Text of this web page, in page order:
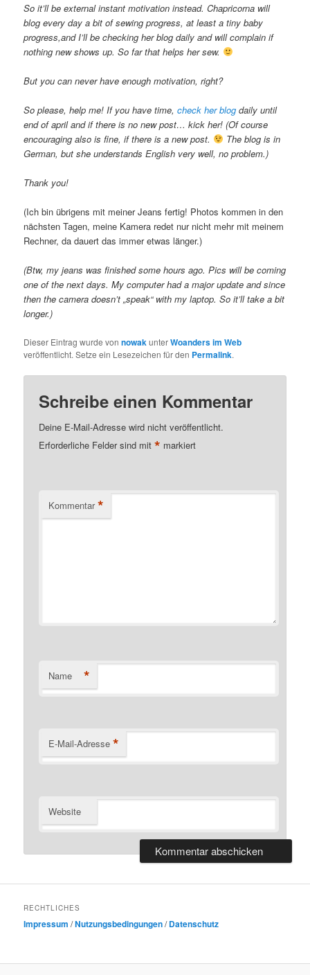
So it’ll be external instant motivation instead. Chapricorna will
blog every day a bit of sewing progress, at least a tiny baby
progress,and I’ll be checking her blog daily and will complain if
nothing new shows up. So far that helps her sew.
But you can never have enough motivation, right?
So please, help me! If you have time,check her blog daily until
end of april and if there is no new post… kick her! (Of course
encouraging also is fine, if there is a new post.
The blog is in
German, but she understands English very well, no problem.)
Thank you!
(Ich bin übrigens mit meiner Jeans fertig! Photos kommen in den
nächsten Tagen, meine Kamera redet nur nicht mehr mit meinem
Rechner, da dauert das immer etwas länger.)
(Btw, my jeans was finished some hours ago. Pics will be coming
one of the next days. My computer had a major update and since
then the camera doesn’t „speak“ with my laptop. So it’ll take a bit
longer.)
Dieser Eintrag wurde vonnowak unterWoanders im Web
veröffentlicht. Setze ein Lesezeichen für den Permalink.
Schreibe einen Kommentar
Deine E-Mail-Adresse wird nicht veröffentlicht.
Erforderliche Felder sind mit* markiert
Kommentar *
Name *
E-Mail-Adresse *
Website
RECHTLICHES
Impressum /Nutzungsbedingungen/Datenschutz